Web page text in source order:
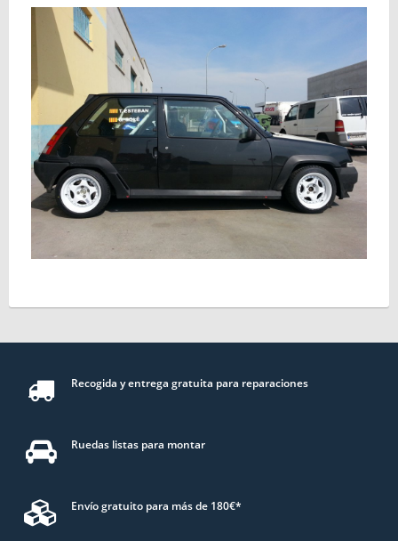
Recogida y entrega gratuita para reparaciones
Ruedas listas para montar
Envío gratuito para más de 180€*